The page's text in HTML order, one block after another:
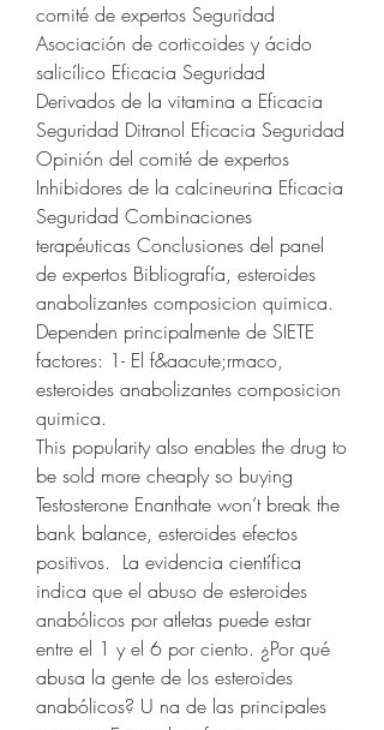
comité de expertos Seguridad
Asociación de corticoides y ácido
salicílico Eficacia Seguridad
Derivados de la vitamina a Eficacia
Seguridad Ditranol Eficacia Seguridad
Opinión del comité de expertos
Inhibidores de la calcineurina Eficacia
Seguridad Combinaciones
terapéuticas Conclusiones del panel
de expertos Bibliografía, esteroides
anabolizantes composicion quimica.
Dependen principalmente de SIETE
factores: 1- El f&aacute;rmaco,
esteroides anabolizantes composicion
quimica.
This popularity also enables the drug to
be sold more cheaply so buying
Testosterone Enanthate won’t break the
bank balance, esteroides efectos
positivos.  La evidencia científica
indica que el abuso de esteroides
anabólicos por atletas puede estar
entre el 1 y el 6 por ciento. ¿Por qué
abusa la gente de los esteroides
anabólicos? U na de las principales